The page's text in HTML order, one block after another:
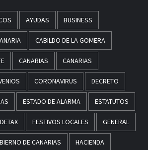
AYUDAS BUSINESS
CABILDO DE LA GOMERA
CANARIAS CANARIAS
CORONAVIRUS DECRETO
ESTADO DE ALARMA ESTATUTOS
FESTIVOS LOCALES GENERAL
DE CANARIAS HACIENDA